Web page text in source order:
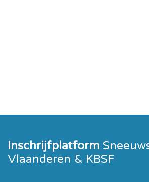
Inschrijfplatform
Vlaanderen & KBSF